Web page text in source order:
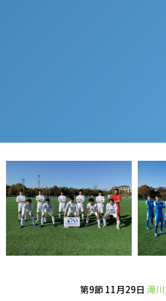
第9節 11月29日 滝